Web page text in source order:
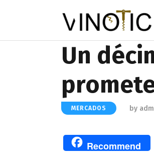
Un
MERCADOS by
Recommend